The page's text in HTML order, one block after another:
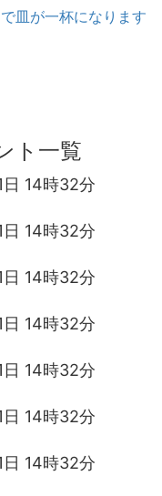
皿が一杯になります
ト一覧
14時32分
14時32分
14時32分
14時32分
14時32分
14時32分
14時32分